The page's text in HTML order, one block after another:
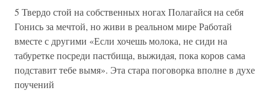
5 Твердо стой на собственных ногах Полагайся на себя
Гонись за мечтой, но живи в реальном мире Работай
вместе с другими «Если хочешь молока, не сиди на
табуретке посреди пастбища, выжидая, пока коров сама
подставит тебе вымя». Эта стара поговорка вполне в духе
поучений